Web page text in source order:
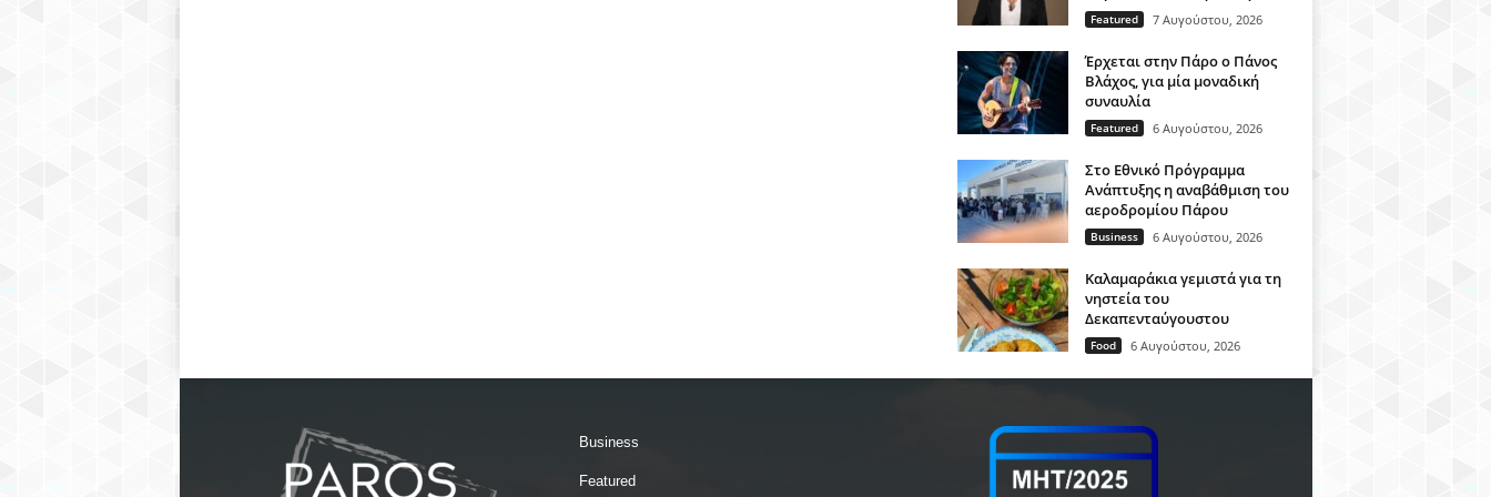
Featured 7 Αυγούστου, 2026
Έρχεται στην Πάρο ο Πάνος
Βλάχος, για μία μοναδική
συναυλία
Featured 6 Αυγούστου, 2026
Στο Εθνικό Πρόγραμμα
Ανάπτυξης η αναβάθμιση του
αεροδρομίου Πάρου
Business 6 Αυγούστου, 2026
Καλαμαράκια γεμιστά για τη
νηστεία του
Δεκαπενταύγουστου
Food 6 Αυγούστου, 2026
Business
Featured